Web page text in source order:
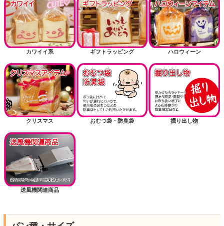
カワイイ系 ギフトラッピング ハロウィーン
クリスマス おむつ袋・防臭袋 掘り出し物
送風機関連商品